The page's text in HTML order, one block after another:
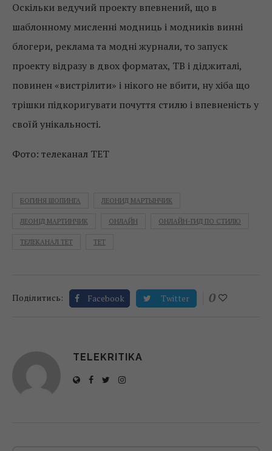
Оскільки ведучий проекту впевнений, що в
шаблонному мисленні модниць і модників винні
блогери, реклама та модні журнали, то запуск
проекту відразу в двох форматах, ТВ і діджиталі,
повинен «вистрілити» і нікого не вбити, ну хіба що
трішки підкоригувати почуття стилю і впевненість у
своїй унікальності.
Фото: телеканал ТЕТ
БОГИНЯ ШОПИНГА ЛЕОНИД МАРТЫНЧИК
ЛЕОНІД МАРТИНЧИК ОНЛАЙН ОНЛАЙН-ГИД ПО СТИЛЮ
ТЕЛЕКАНАЛ ТЕТ ТЕТ
Поділитись: Facebook Twitter 0
TELEKRITIKA